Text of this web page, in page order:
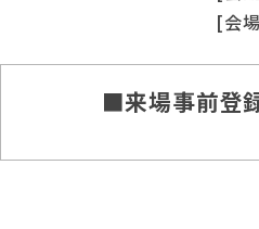
[会
■来場事前登